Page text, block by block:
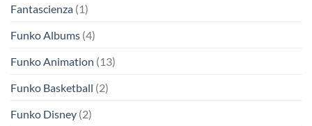
Fantascienza (1)
Funko Albums (4)
Funko Animation (13)
Funko Basketball (2)
Funko Disney (2)